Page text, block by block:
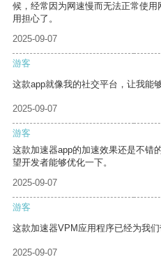
候，经常因为网速慢而无法正常使
用担心了。
2025-09-07
游客
这款app就像我的社交平台，让我能
2025-09-07
游客
这款加速器app的加速效果还是不错
望开发者能够优化一下。
2025-09-07
游客
这款加速器VPM应用程序已经为我们
2025-09-07